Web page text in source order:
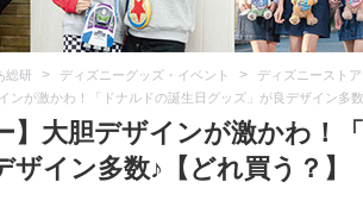
総研 > ディズニーグッズ・イベント > ディズニーストア
ンが激かわ！「ドナルドの誕生日グッズ」が良デザイン多
】大胆デザインが激かわ！
ザイン多数♪【どれ買う？】